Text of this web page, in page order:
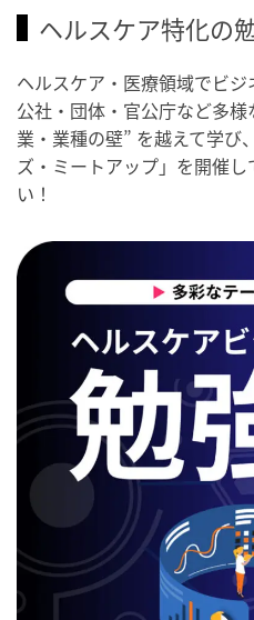
ヘルスケア特化の
ヘルスケア・医療領域でビジ
公社・団体・官公庁など多
業・業種の壁” を越えて学び
ズ・ミートアップ」を開催
い！